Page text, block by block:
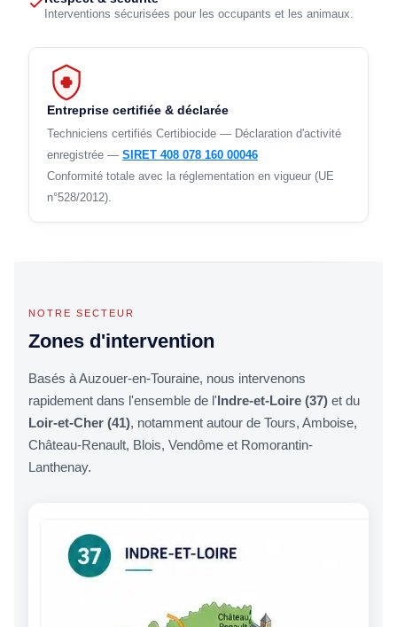
Interventions sécurisées pour les occupants et les animaux.
Entreprise certifiée & déclarée
Techniciens certifiés Certibiocide — Déclaration d'activité
enregistrée — SIRET 408 078 160 00046
Conformité totale avec la réglementation en vigueur (UE
n°528/2012).
NOTRE SECTEUR
Zones d'intervention
Basés à Auzouer-en-Touraine, nous intervenons
rapidement dans l'ensemble de l'Indre-et-Loire (37) et du
Loir-et-Cher (41), notamment autour de Tours, Amboise,
Château-Renault, Blois, Vendôme et Romorantin-
Lanthenay.